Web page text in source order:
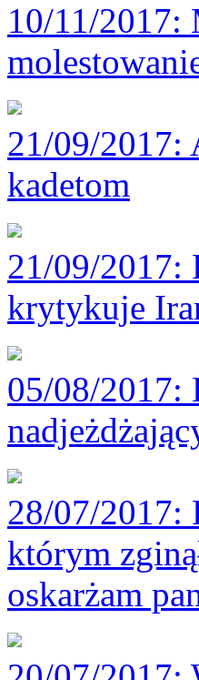
10/11/2017:
21/09/2017:
kadetom
21/09/2017:
krytykuje
05/08/2017:
28/07/2017:
którym
oskarżam